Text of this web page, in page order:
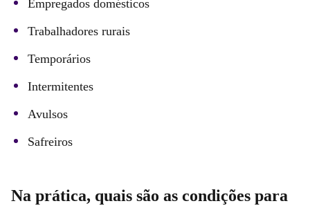
Empregados domésticos
Trabalhadores rurais
Temporários
Intermitentes
Avulsos
Safreiros
Na prática, quais são as condições para